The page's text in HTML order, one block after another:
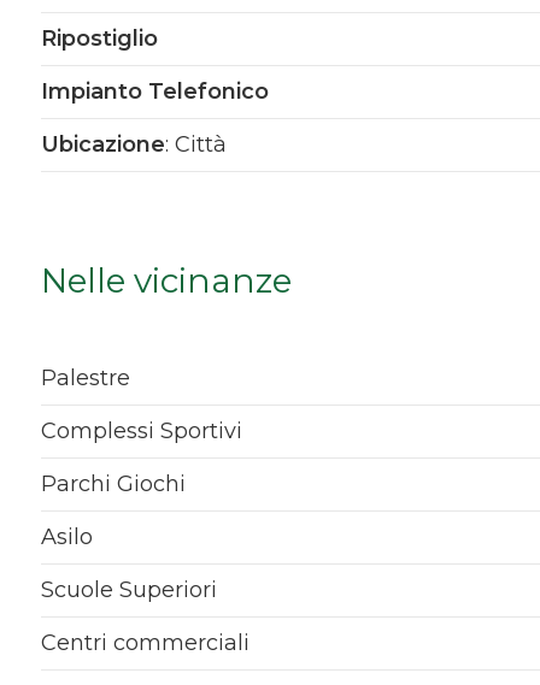
Ripostiglio
Impianto Telefonico
Ubicazione: Città
Nelle vicinanze
Palestre
Complessi Sportivi
Parchi Giochi
Asilo
Scuole Superiori
Centri commerciali
Locali
minimi
Qualsiasi
3
4
5+